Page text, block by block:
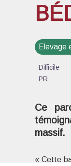
Elevage
Difficile
PR
Ce
massif.
« Cette